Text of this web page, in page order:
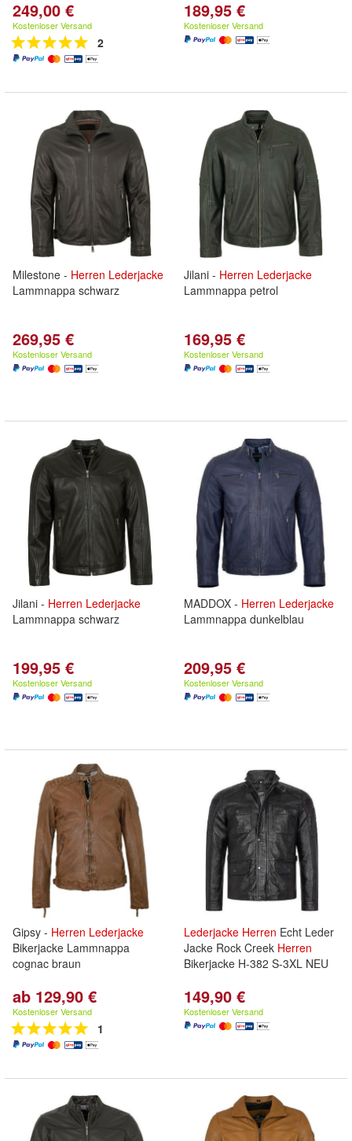
249,00 €
Kostenloser Versand
2
189,95 €
Kostenloser Versand
Milestone - Herren Lederjacke
Lammnappa schwarz
269,95 €
Kostenloser Versand
Jilani - Herren Lederjacke
Lammnappa petrol
169,95 €
Kostenloser Versand
Jilani - Herren Lederjacke
Lammnappa schwarz
199,95 €
Kostenloser Versand
MADDOX - Herren Lederjacke
Lammnappa dunkelblau
209,95 €
Kostenloser Versand
Gipsy - Herren Lederjacke
Bikerjacke Lammnappa
cognac braun
ab 129,90 €
Kostenloser Versand
1
Lederjacke Herren Echt Leder
Jacke Rock Creek Herren
Bikerjacke H-382 S-3XL NEU
149,90 €
Kostenloser Versand